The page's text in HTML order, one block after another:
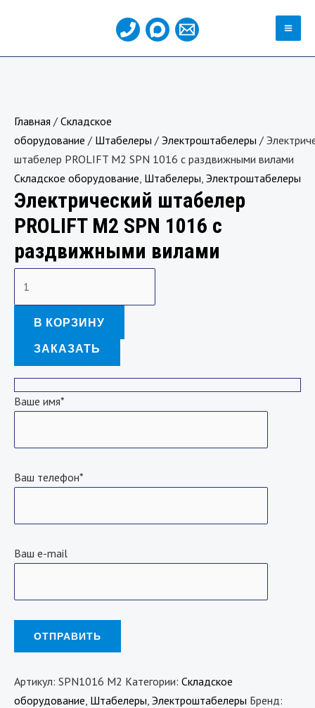
Главная / Складское
оборудование / Штабелеры / Электроштабелеры /
штабелер PROLIFT M2 SPN 1016 с раздвижными вилами
Складское оборудование, Штабелеры, Электроштабелеры
Электрический штабелер
PROLIFT M2 SPN 1016 с
раздвижными вилами
штабелер
PROLIFT
M2
SPN
1016
с
раздвижными
вилами
В КОРЗИНУ
ЗАКАЗАТЬ
Ваше имя*
Ваш телефон*
Ваш e-mail
Артикул: SPN1016 M2 Категории: Складское
оборудование Штабелеры Электроштабелеры Бренд: